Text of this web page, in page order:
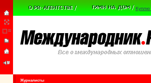
Куплю
Журналисты